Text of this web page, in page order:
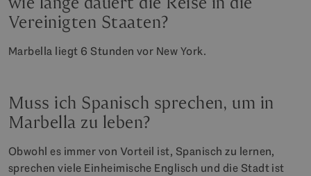
Vereinigten Staaten?
Marbella liegt 6 Stunden vor New York.
Muss ich Spanisch sprechen, um in
Marbella zu leben?
Obwohl es immer von Vorteil ist, Spanisch zu lernen,
sprechen viele Einheimische Englisch und die Stadt ist